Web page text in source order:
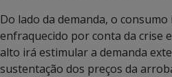
Do lado da demanda, o
enfraquecido por conta da crise
alto irá estimular a demanda
sustentação dos preços da